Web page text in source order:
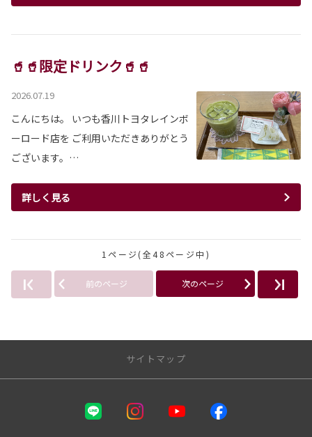
🥤🥤限定ドリンク🥤🥤
2026.07.19
こんにちは。 いつも香川トヨタレインボ
ーロード店を ご利用いただきありがとう
ございます。…
詳しく見る
1ページ(全48ページ中)
前のページ 次のページ
サイトマップ